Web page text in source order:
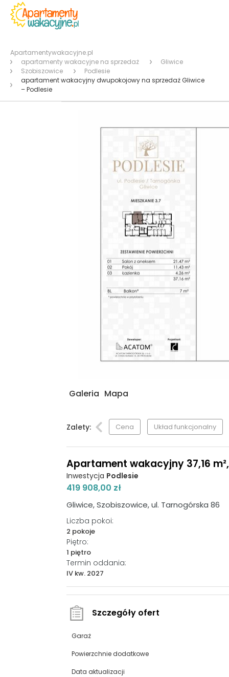
Apartamentywakacyjne.pl
apartamenty wakacyjne na sprzedaż
Gliwice
Szobiszowice
Podlesie
apartament wakacyjny dwupokojowy na sprzedaż Gliwice
– Podlesie
Galeria Mapa
Zalety: Cena Układ funkcjonalny
Apartament wakacyjny 37,16
Inwestycja Podlesie
419 908,00 zł
Gliwice, Szobiszowice, ul. Tarnogórska 86
Liczba pokoi:
2 pokoje
Piętro:
1 piętro
Termin oddania:
IV kw. 2027
Szczegóły ofert
Garaż
Powierzchnie dodatkowe
Data aktualizacji